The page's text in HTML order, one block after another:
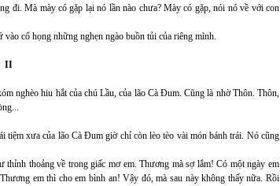
đi. Mà mày có gặp lại nó lần nào chưa? Mày có gặp, nói nó về với con
cổ họng những nghẹn ngào buồn tủi của riêng mình.
II
nghèo hiu hắt của chú Lầu, của lão Cà Đum. Cũng là nhờ Thôn. Thôn,
tiệm xưa của lão Cà Đum giờ chỉ còn lèo tèo vài món bánh trái. Nó cũng
thoảng về trong giấc mơ em. Thương mà sợ lắm! Có một ngày em
em thì cho em bình an! Vậy đó, mà sau này không thấy nữa. Rồi